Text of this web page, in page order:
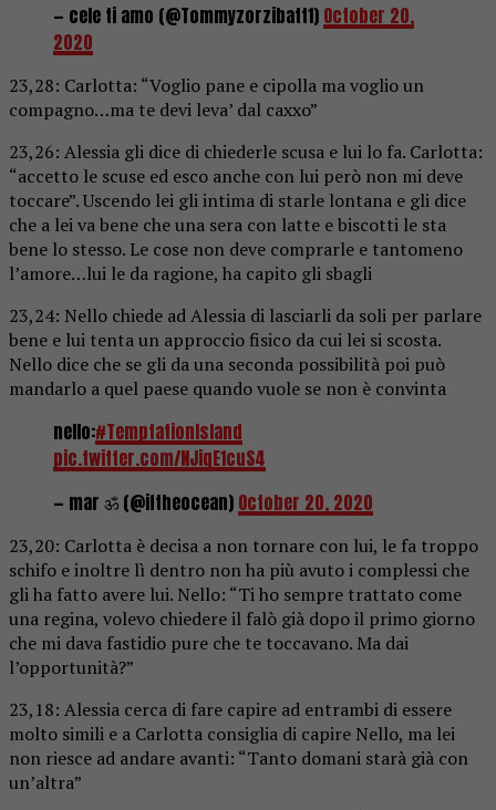
— cele ti amo (@Tommyzorzibatt1) October 20,
2020
23,28: Carlotta: “Voglio pane e cipolla ma voglio un
compagno…ma te devi leva’ dal caxxo”
23,26: Alessia gli dice di chiederle scusa e lui lo fa. Carlotta:
“accetto le scuse ed esco anche con lui però non mi deve
toccare”. Uscendo lei gli intima di starle lontana e gli dice
che a lei va bene che una sera con latte e biscotti le sta
bene lo stesso. Le cose non deve comprarle e tantomeno
l’amore…lui le da ragione, ha capito gli sbagli
23,24: Nello chiede ad Alessia di lasciarli da soli per parlare
bene e lui tenta un approccio fisico da cui lei si scosta.
Nello dice che se gli da una seconda possibilità poi può
mandarlo a quel paese quando vuole se non è convinta
nello:#TemptationIsland
pic.twitter.com/NJiqE1cuS4
— mar ॐ (@iftheocean) October 20, 2020
23,20: Carlotta è decisa a non tornare con lui, le fa troppo
schifo e inoltre lì dentro non ha più avuto i complessi che
gli ha fatto avere lui. Nello: “Ti ho sempre trattato come
una regina, volevo chiedere il falò già dopo il primo giorno
che mi dava fastidio pure che te toccavano. Ma dai
l’opportunità?”
23,18: Alessia cerca di fare capire ad entrambi di essere
molto simili e a Carlotta consiglia di capire Nello, ma lei
non riesce ad andare avanti: “Tanto domani starà già con
un’altra”